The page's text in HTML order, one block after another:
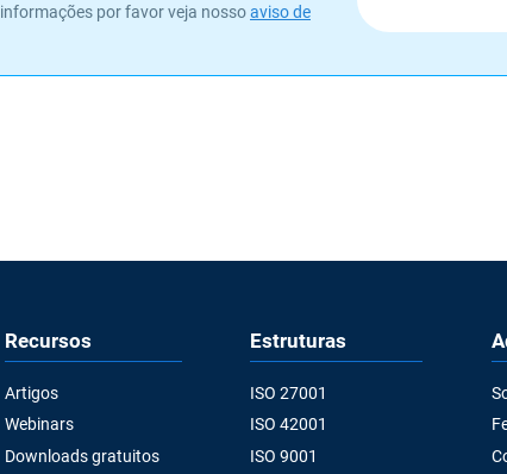
por favor veja nossoaviso de
Recursos
Artigos
Webinars
Downloads gratuitos
Estruturas
ISO 27001
ISO 42001
ISO 9001